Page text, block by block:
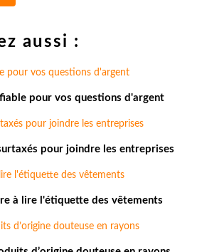
aussi :
pour vos questions d'argent
pour joindre les entreprises
à lire l'étiquette des vêtements